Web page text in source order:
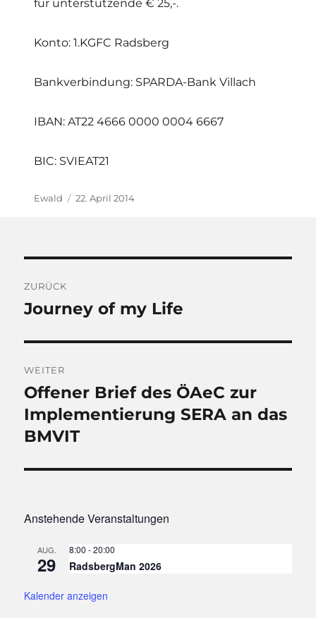
für unterstützende € 25,-.
Konto: 1.KGFC Radsberg
Bankverbindung: SPARDA-Bank Villach
IBAN: AT22 4666 0000 0004 6667
BIC: SVIEAT21
Autor
Ewald
Veröffentlicht
22. April 2014
ZURÜCK
Vorheriger
Journey of my Life
WEITER
Nächster
Beitrag:
Offener Brief des ÖAeC zur
Implementierung SERA an das
BMVIT
Anstehende Veranstaltungen
AUG.
29
8:00 -20:00
RadsbergMan 2026
Kalender anzeigen